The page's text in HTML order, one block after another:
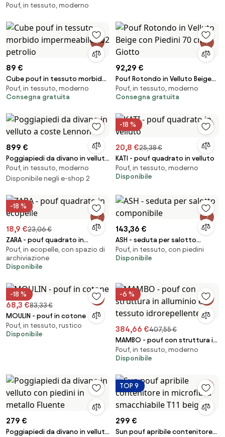
rivestimento sfoderabile
Pouf, in tessuto, moderno
89 €
Cube pouf in tessuto morbido
impermeabile T02 petrolio
Pouf, in tessuto, moderno
Consegna gratuita
92,29 €
Pouf Rotondo in Velluto Beige
con Piedini 70 cm - Giotto
Pouf, in tessuto, moderno
Consegna gratuita
899 €
Poggiapiedi da divano in velluto
a coste Lennon
Pouf, in tessuto, moderno
Disponibile negli e-shop 2
-18 %
20,8 €25,38 €
KATI - pouf quadrato in velluto
Pouf, in tessuto, moderno
Disponibile
-18 %
18,9 €23,06 €
ZARA - pouf quadrato in
ecopelle
Pouf, in ecopelle, con spazio di
archiviazione
Disponibile
143,36 €
ASH - seduta per salotto
componibile
Pouf, in tessuto, con piedini
Disponibile
-18 %
68,3 €83,33 €
MOULIN - pouf in cotone
Pouf, in tessuto, rustico
Disponibile
-6 %
384,66 €407,55 €
MAMBO - pouf con struttura in
alluminio e tessuto
idrorepellente
Pouf, in tessuto, moderno
Disponibile
279 €
Poggiapiedi da divano in velluto
TOP 9
299 €
Sun pouf apribile contenitore